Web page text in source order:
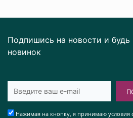
Подпишись на новости и будь
новинок
Нажимая на кнопку, я принимаю условия